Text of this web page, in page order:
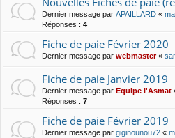
Dernier message par APAILLARD «
Réponses : 4
Fiche de paie Février 2020
Dernier message par webmaster«
Fiche de paie Janvier 2019
Dernier message par Equipe l'Asmat
Réponses : 7
Fiche de paie Février 2019
Dernier message par giginounou72 «